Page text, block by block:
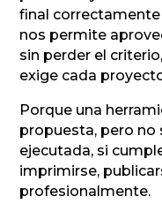
final
nos permite
sin perder el
exige cada
Porque una
propuesta, pero no
ejecutada, si
imprimirse,
profesionalmente.